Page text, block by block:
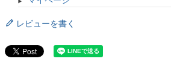
レビューを書く